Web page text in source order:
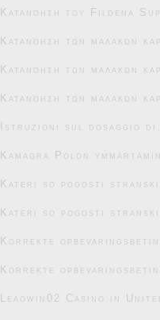
Κατανόηση του Fildena
Κατανόηση των μαλακών
Κατανόηση των μαλακών
Κατανόηση των μαλακών
Istruzioni sul dosaggio
Kamagra Polon
Kateri so pogosti
Kateri so pogosti
Korrekte
Korrekte
Leaowin02 Casino in